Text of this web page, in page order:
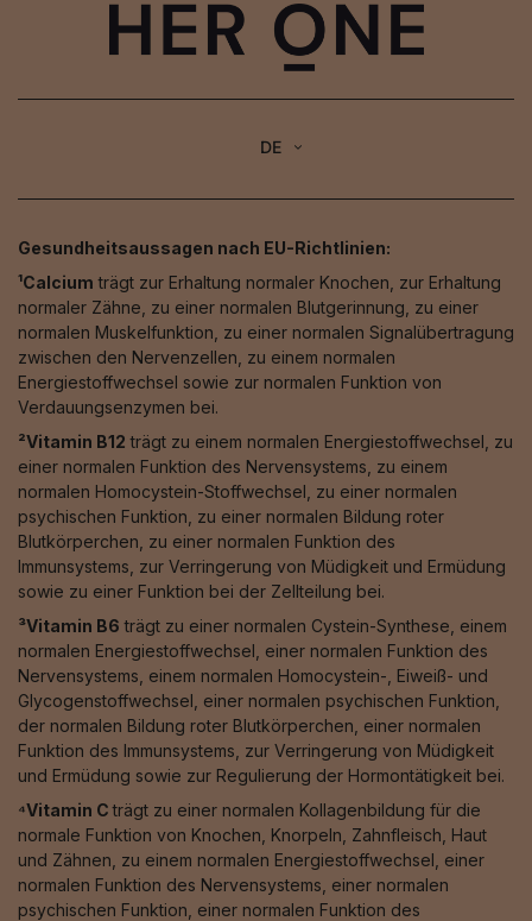
DE
Gesundheitsaussagen nach EU-Richtlinien:
¹Calcium trägt zur Erhaltung normaler Knochen, zur Erhaltung
normaler Zähne, zu einer normalen Blutgerinnung, zu einer
normalen Muskelfunktion, zu einer normalen Signalübertragung
zwischen den Nervenzellen, zu einem normalen
Energiestoffwechsel sowie zur normalen Funktion von
Verdauungsenzymen bei.
²Vitamin B12 trägt zu einem normalen Energiestoffwechsel, zu
einer normalen Funktion des Nervensystems, zu einem
normalen Homocystein-Stoffwechsel, zu einer normalen
psychischen Funktion, zu einer normalen Bildung roter
Blutkörperchen, zu einer normalen Funktion des
Immunsystems, zur Verringerung von Müdigkeit und Ermüdung
sowie zu einer Funktion bei der Zellteilung bei.
³Vitamin B6 trägt zu einer normalen Cystein-Synthese, einem
normalen Energiestoffwechsel, einer normalen Funktion des
Nervensystems, einem normalen Homocystein-, Eiweiß- und
Glycogenstoffwechsel, einer normalen psychischen Funktion,
der normalen Bildung roter Blutkörperchen, einer normalen
Funktion des Immunsystems, zur Verringerung von Müdigkeit
und Ermüdung sowie zur Regulierung der Hormontätigkeit bei.
⁴Vitamin Cträgt zu einer normalen Kollagenbildung für die
normale Funktion von Knochen, Knorpeln, Zahnfleisch, Haut
und Zähnen, zu einem normalen Energiestoffwechsel, einer
normalen Funktion des Nervensystems, einer normalen
psychischen Funktion, einer normalen Funktion des